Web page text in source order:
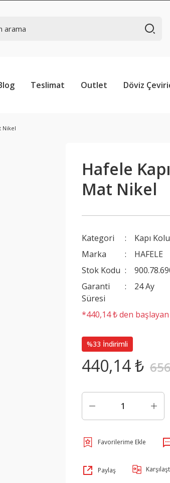
Teslimat Outlet Döviz
Nikel
Hafele
Mat Nikel
Kategori
Kapı
Marka
HAFELE
Stok Kodu
Garanti
Süresi
24 Ay
*440,14 ₺ den
%33 İndirimli
440,14 ₺
Paylaş